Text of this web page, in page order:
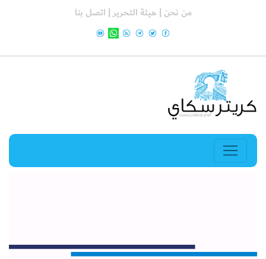
من نحن | هيئة التحرير | اتصل بنا